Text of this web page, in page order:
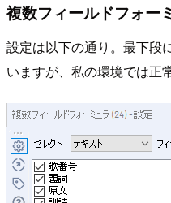
複数フィールドフォー
設定は以下の通り。最下段
いますが、私の環境では正